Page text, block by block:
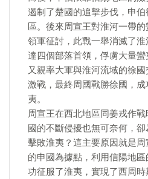
遏制了楚國的追擊步伐，申
區。後來周宣王對淮河一帶
領軍征討，此戰一舉消滅了淮
達四個部落首領，俘虜大量
又親率大軍與淮河流域的徐
激戰，最終周國戰勝徐國，
夷。
周宣王在西北地區同姜戎作
國的不斷侵擾也無可奈何，
擊敗淮夷？這主要原因就是
的申國為據點，利用信陽地
功征服了淮夷，實現了西周時